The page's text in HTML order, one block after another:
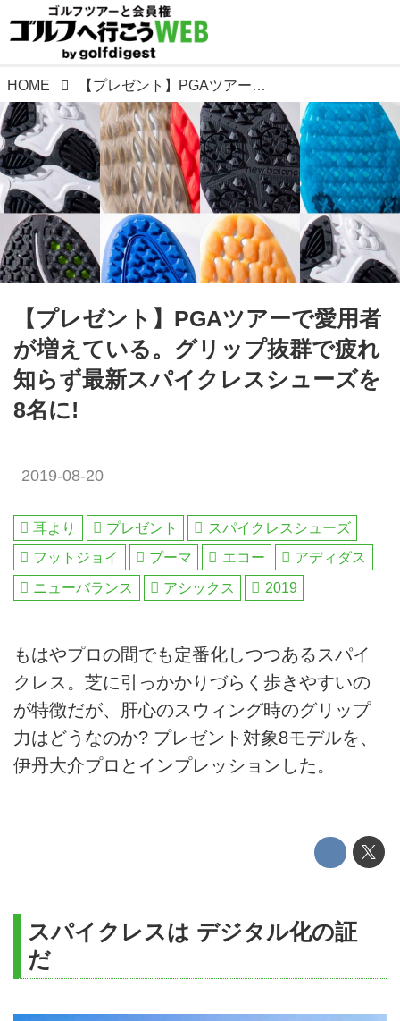
HOME 【プレゼント】PGAツアーで愛用者が増えている。グリップ抜群で疲れ知らず最新スパイクレスシューズを8名に!
【プレゼント】PGAツアーで愛用者
が増えている。グリップ抜群で疲れ
知らず最新スパイクレスシューズを
8名に!
2019-08-20
耳より プレゼント
スパイクレスシューズ
フットジョイ
プーマ エコー
アディダス
ニューバランス
アシックス 2019
もはやプロの間でも定番化しつつあるスパイ
クレス。芝に引っかかりづらく歩きやすいの
が特徴だが、肝心のスウィング時のグリップ
力はどうなのか? プレゼント対象8モデルを、
伊丹大介プロとインプレッションした。
スパイクレスは デジタル化の証
だ